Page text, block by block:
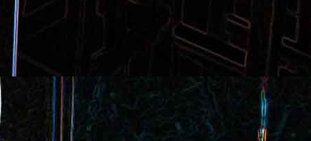
de Salade de thon aux câpres et
aux deux olives